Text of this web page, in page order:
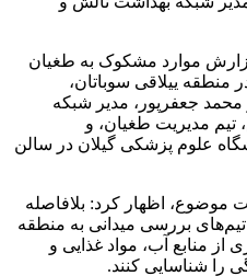
موارد مشکوک به طغیان
منطقه ییلاقی سوباتان،
جعفرپور، مدیر شبکه
مدیریت طغیان، و
علوم پزشکی گیلان در سالن
موضوع، اظهار کرد: بلافاصله
بررسی میدانی به منطقه
از منابع آب، مواد غذایی و
را شناسایی کنند.